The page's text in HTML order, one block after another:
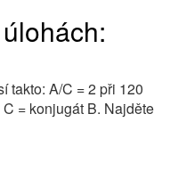
takto: A/C = 2 při 120
= konjugát B. Najděte